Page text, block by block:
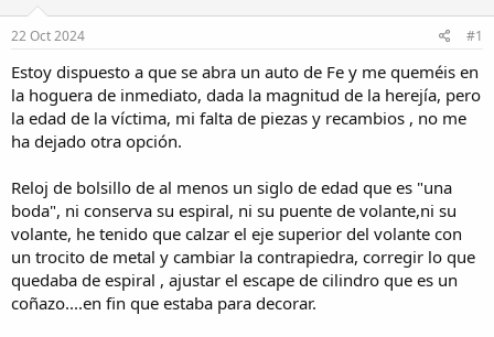
d
r
d
e
t
m
a
n
i
c
i
o
22 Oct 2024 #1
Estoy dispuesto a que se abra un auto de Fe y me queméis en
la hoguera de inmediato, dada la magnitud de la herejía, pero
la edad de la víctima, mi falta de piezas y recambios , no me
ha dejado otra opción.
Reloj de bolsillo de al menos un siglo de edad que es "una
boda", ni conserva su espiral, ni su puente de volante,ni su
volante, he tenido que calzar el eje superior del volante con
un trocito de metal y cambiar la contrapiedra, corregir lo que
quedaba de espiral , ajustar el escape de cilindro que es un
coñazo....en fin que estaba para decorar.